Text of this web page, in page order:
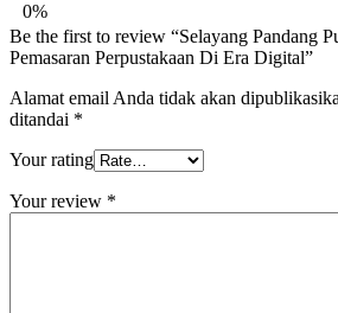
0%
Be the first to review “Selayang Pandang
Pemasaran Perpustakaan Di Era Digital”
Alamat email Anda tidak akan
ditandai *
Your rating
Your review *